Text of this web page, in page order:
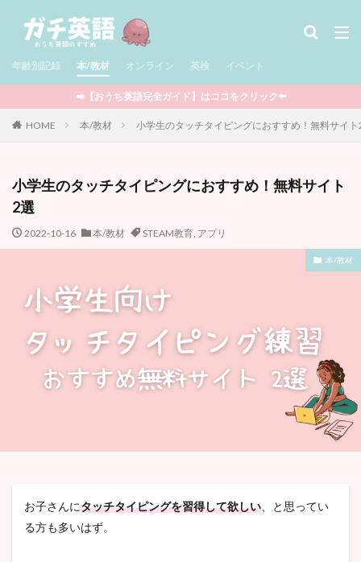
年齢別記録 本/教材 オンライン 英検 イベント
➡️【おうち英語完全ガイド】はココをクリック⬅️
HOME 本/教材 小学生のタッチタイピングにおすすめ！無料サイト
小学生のタッチタイピングにおすすめ！無料サイト
2選
2022-10-16 本/教材 STEAM教育, アプリ
本/教材
お子さんにタッチタイピングを習得して欲しい、と思ってい
る方も多いはず。
タグ
児童書 / Middle Grade 多読
児童書 / Chapter Books
図鑑 セール情報
サマースクール
YouTube
映画 ワークブック
英検
ウィンタースクール
ライティング
英語おもちゃ
イベント
おうち英語全般
息子の記録
親向けの本
検索